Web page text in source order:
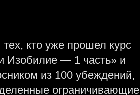
тех, кто уже прошел курс
Изобилие — 1 часть» и
из 100 убеждений,
ограничивающие